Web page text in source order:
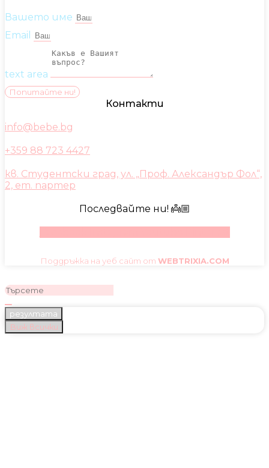
Вашето име
Email
text area
Попитайте ни!
Контакти
info@bebe.bg
+359 88 723 4427
кв. Студентски град, ул. „Проф. Александър Фол“,
2, ет. партер
Последвайте ни! 👼🏼
Поддръжка на уеб сайт от WEBTRIXIA.COM
резултата
Виж всички